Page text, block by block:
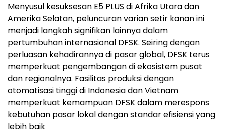
Menyusul kesuksesan E5 PLUS di Afrika Utara dan
Amerika Selatan, peluncuran varian setir kanan ini
menjadi langkah signifikan lainnya dalam
pertumbuhan internasional DFSK. Seiring dengan
perluasan kehadirannya di pasar global, DFSK terus
memperkuat pengembangan di ekosistem pusat
dan regionalnya. Fasilitas produksi dengan
otomatisasi tinggi di Indonesia dan Vietnam
memperkuat kemampuan DFSK dalam merespons
kebutuhan pasar lokal dengan standar efisiensi yang
lebih baik